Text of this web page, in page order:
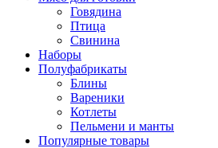
Говядина
Птица
Свинина
Наборы
Полуфабрикаты
Блины
Вареники
Котлеты
Пельмени и манты
Популярные товары